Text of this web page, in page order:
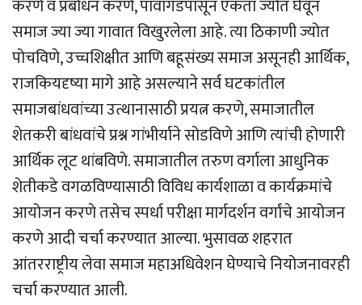
करणे व प्रबोधन करणे, पावागडपासून एकता ज्योत घेवून
समाज ज्या ज्या गावात विखुरलेला आहे. त्या ठिकाणी ज्योत
पोचविणे, उच्चशिक्षीत आणि बहूसंख्य समाज असूनही आर्थिक,
राजकियदृष्या मागे आहे असल्याने सर्व घटकांतील
समाजबांधवांच्या उत्थानासाठी प्रयत्न करणे, समाजातील
शेतकरी बांधवांचे प्रश्न गांभीर्याने सोडविणे आणि त्यांची होणारी
आर्थिक लूट थांबविणे. समाजातील तरुण वर्गाला आधुनिक
शेतीकडे वगळविण्यासाठी विविध कार्यशाळा व कार्यक्रमांचे
आयोजन करणे तसेच स्पर्धा परीक्षा मार्गदर्शन वर्गांचे आयोजन
करणे आदी चर्चा करण्यात आल्या. भुसावळ शहरात
आंतरराष्ट्रीय लेवा समाज महाअधिवेशन घेण्याचे नियोजनावरही
चर्चा करण्यात आली.